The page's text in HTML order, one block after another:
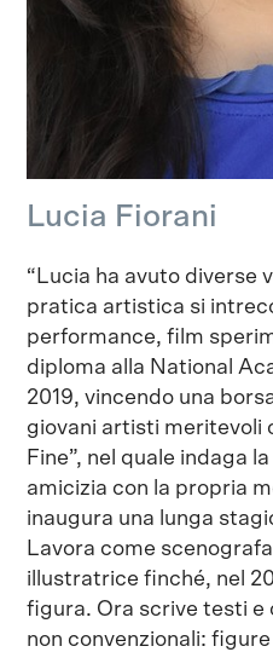
Lucia Fiorani
“Lucia ha avuto diverse
pratica artistica si
performance, film
diploma alla National
2019, vincendo una
giovani artisti meritevoli
Fine”, nel quale indaga
amicizia con la propria
inaugura una lunga
Lavora come
illustratrice finché, nel
figura. Ora scrive testi
non convenzionali: